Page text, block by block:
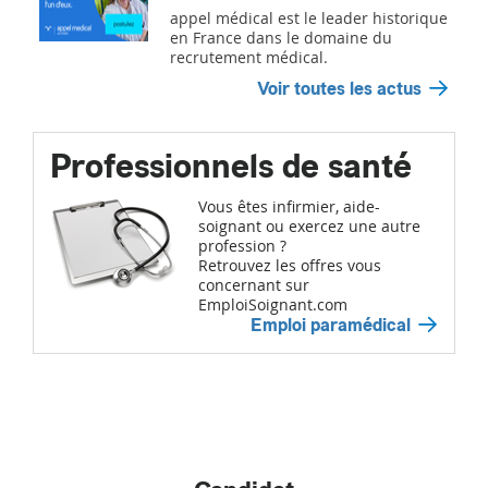
appel médical est le leader historique
en France dans le domaine du
recrutement médical.
Voir toutes les actus
Professionnels de santé
Vous êtes infirmier, aide-
soignant ou exercez une autre
profession ?
Retrouvez les offres vous
concernant sur
EmploiSoignant.com
Emploi paramédical